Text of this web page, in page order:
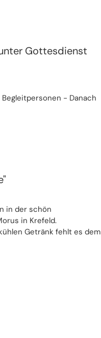
Gottesdienst
- Danach
in der schön
in Krefeld.
Getränk fehlt es dem